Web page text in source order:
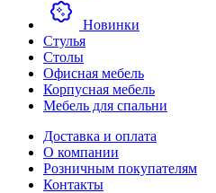
Новинки
Стулья
Столы
Офисная мебель
Корпусная мебель
Мебель для спальни
Доставка и оплата
О компании
Розничным покупателям
Контакты